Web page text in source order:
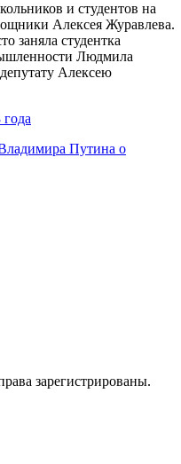
и студентов на
Алексея Журавлева.
заняла студентка
Людмила
Алексею
Путина о
зарегистрированы.